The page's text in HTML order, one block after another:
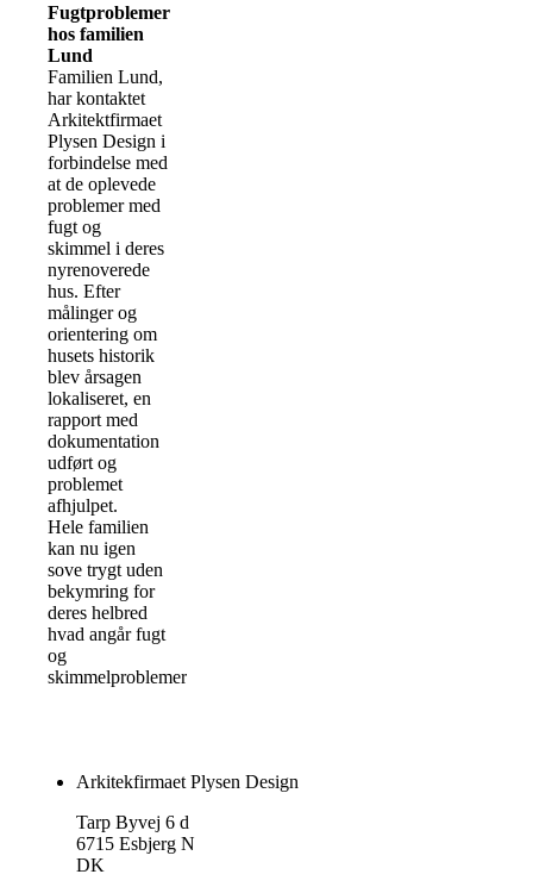
Fugtproblemer
hos familien
Lund
Familien Lund,
har kontaktet
Arkitektfirmaet
Plysen Design i
forbindelse med
at de oplevede
problemer med
fugt og
skimmel i deres
nyrenoverede
hus. Efter
målinger og
orientering om
husets historik
blev årsagen
lokaliseret, en
rapport med
dokumentation
udført og
problemet
afhjulpet.
Hele familien
kan nu igen
sove trygt uden
bekymring for
deres helbred
hvad angår fugt
og
skimmelproblemer.
Arkitekfirmaet Plysen Design
Tarp Byvej 6 d
6715 Esbjerg N
DK